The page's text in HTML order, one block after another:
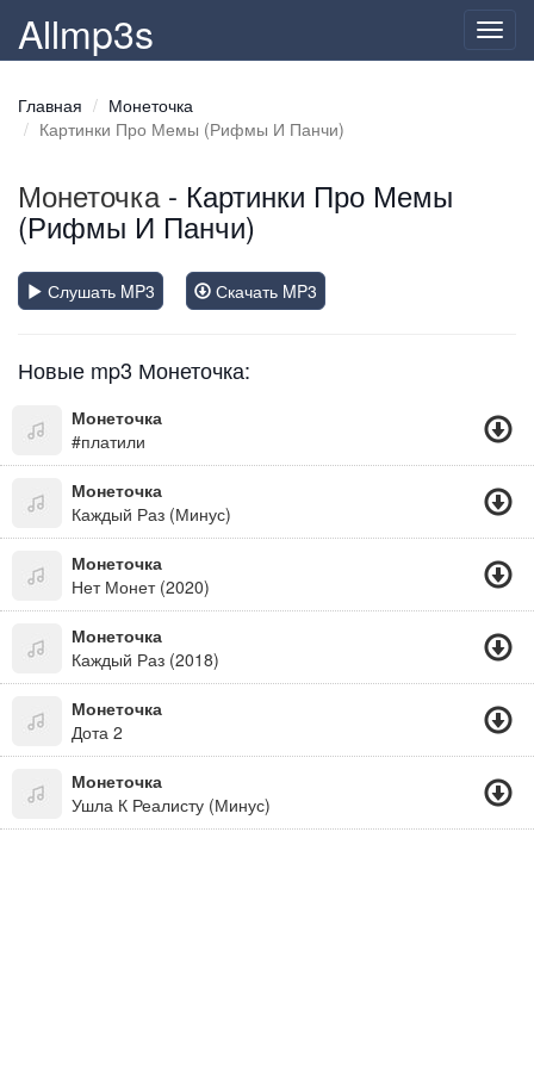
Allmp3s
Главная
Монеточка
Картинки Про Мемы (Рифмы И Панчи)
Монеточка- Картинки Про Мемы
(Рифмы И Панчи)
Слушать MP3 Скачать MP3
Новые mp3 Монеточка:
Монеточка
#платили
Монеточка
Каждый Раз (Минус)
Монеточка
Нет Монет (2020)
Монеточка
Каждый Раз (2018)
Монеточка
Дота 2
Монеточка
Ушла К Реалисту (Минус)